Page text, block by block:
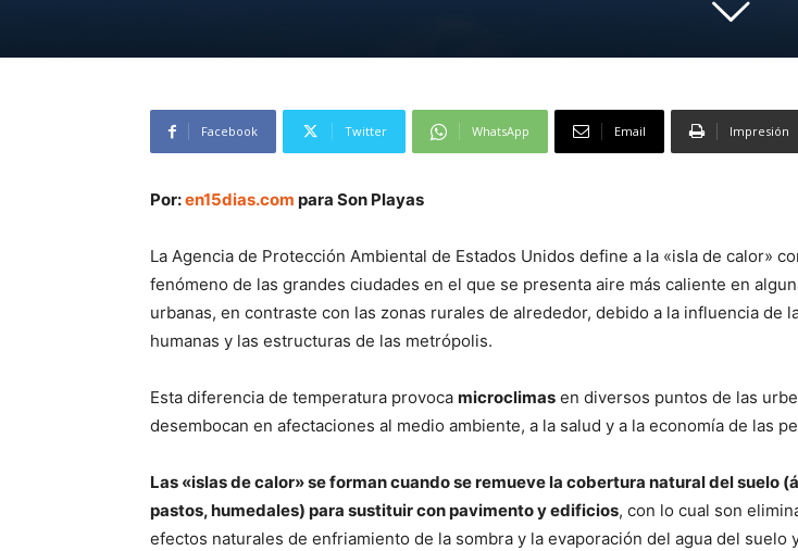
Facebook Twitter WhatsApp Email Impresión
Por:en15dias.com para Son Playas
La Agencia de Protección Ambiental de Estados Unidos define a la «isla de calor»
fenómeno de las grandes ciudades en el que se presenta aire más caliente en
urbanas, en contraste con las zonas rurales de alrededor, debido a la influencia de
humanas y las estructuras de las metrópolis.
Esta diferencia de temperatura provoca microclimas en diversos puntos de las
desembocan en afectaciones al medio ambiente, a la salud y a la economía de las
Las «islas de calor» se forman cuando se remueve la cobertura natural del suelo
pastos, humedales) para sustituir con pavimento y edificios, con lo cual son
efectos naturales de enfriamiento de la sombra y la evaporación del agua del suelo